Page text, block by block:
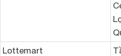
Lottemart